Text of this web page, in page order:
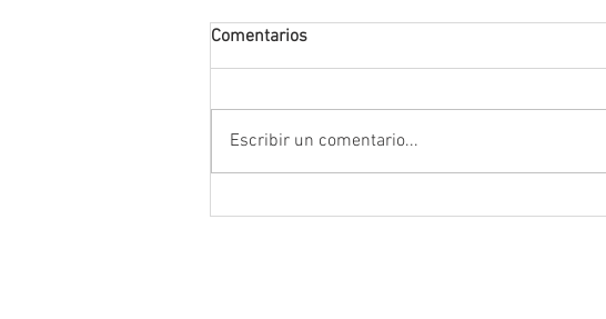
Comentarios
Escribir un comentario...